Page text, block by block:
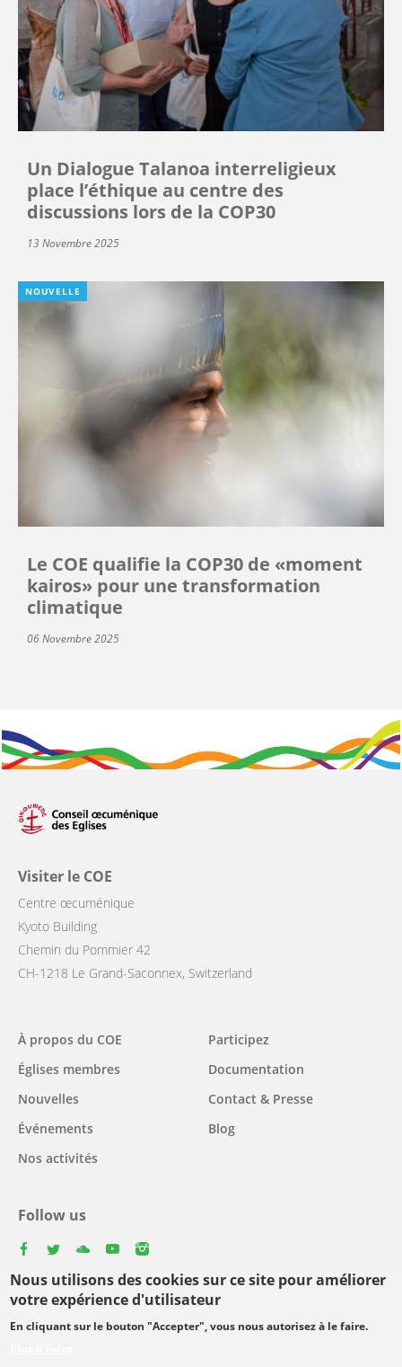
Nous utilisons des cookies sur ce site pour améliorer
votre expérience d'utilisateur
En cliquant sur le bouton "Accepter", vous nous autorisez à le faire.
Un Dialogue Talanoa interreligieux
place l’éthique au centre des
discussions lors de la COP30
13 Novembre 2025
NOUVELLE
Le COE qualifie la COP30 de «moment
kairos» pour une transformation
climatique
06 Novembre 2025
Visiter le COE
Centre œcuménique
Kyoto Building
Chemin du Pommier 42
CH-1218 Le Grand-Saconnex, Switzerland
Main
navigation
À propos du COE
Églises membres
Nouvelles
Événements
Nos activités
Participez
Documentation
Contact & Presse
Blog
Follow us
Select
your
Footer